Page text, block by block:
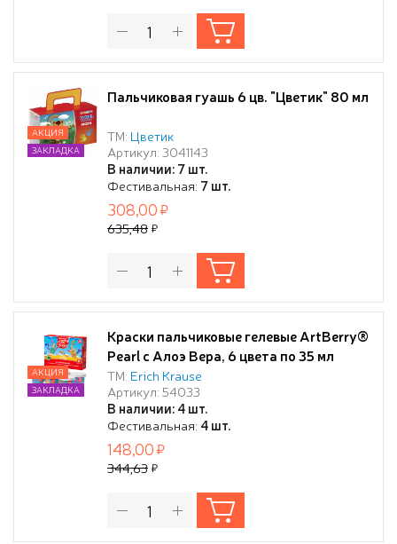
Пальчиковая гуашь 6 цв. "Цветик" 80 мл
ТМ: Цветик
Артикул: 3041143
В наличии: 7 шт.
Фестивальная: 7 шт.
АКЦИЯ
ЗАКЛАДКА
308,00
635,48
Краски пальчиковые гелевые ArtBerry®
Pearl с Алоэ Вера, 6 цвета по 35 мл
ТМ: Erich Krause
Артикул: 54033
В наличии: 4 шт.
Фестивальная: 4 шт.
АКЦИЯ
ЗАКЛАДКА
148,00
344,63